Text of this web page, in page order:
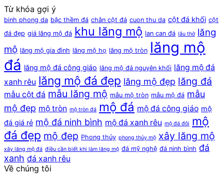
Từ khóa gợi ý
binh phong da bậc thềm đá chân cột đá cuon thu da cột đá khối cột
đá đẹp giá lăng mộ đá khu lăng mộ lan can đá lâu thờ lăng
mộ lăng mộ gia đình lăng mộ họ lăng mộ tròn lăng mộ
đá lăng mộ đá công giáo lăng mộ đá nguyên khối lăng mộ đá
xanh rêu lăng mộ đá đẹp lăng mộ đẹp lăng đá
mẫu cột đá mẫu lăng mộ mẫu mộ tròn mẫu mộ đá mẫu
mộ đẹp mộ tròn mộ tròn đá mộ đá mộ đá công giáo mộ
đá giá rẻ mộ đá ninh bình mộ đá xanh rêu mộ đá đôi mộ
đá đẹp mộ đẹp Phong thủy phong thủy mộ xây lăng mộ
xây lăng mộ đá điều cần biết khi làm lăng mộ đá mỹ nghệ đá ninh bình đá
xanh đá xanh rêu
Về chúng tôi